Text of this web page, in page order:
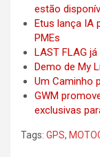
estão
Etus lança IA
PMEs
LAST FLAG
Demo de My
Um Caminho
GWM
exclusivas
Tags: GPS,